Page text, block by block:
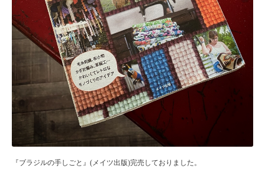
『ブラジルの手しごと』(メイツ出版)完売しておりました。